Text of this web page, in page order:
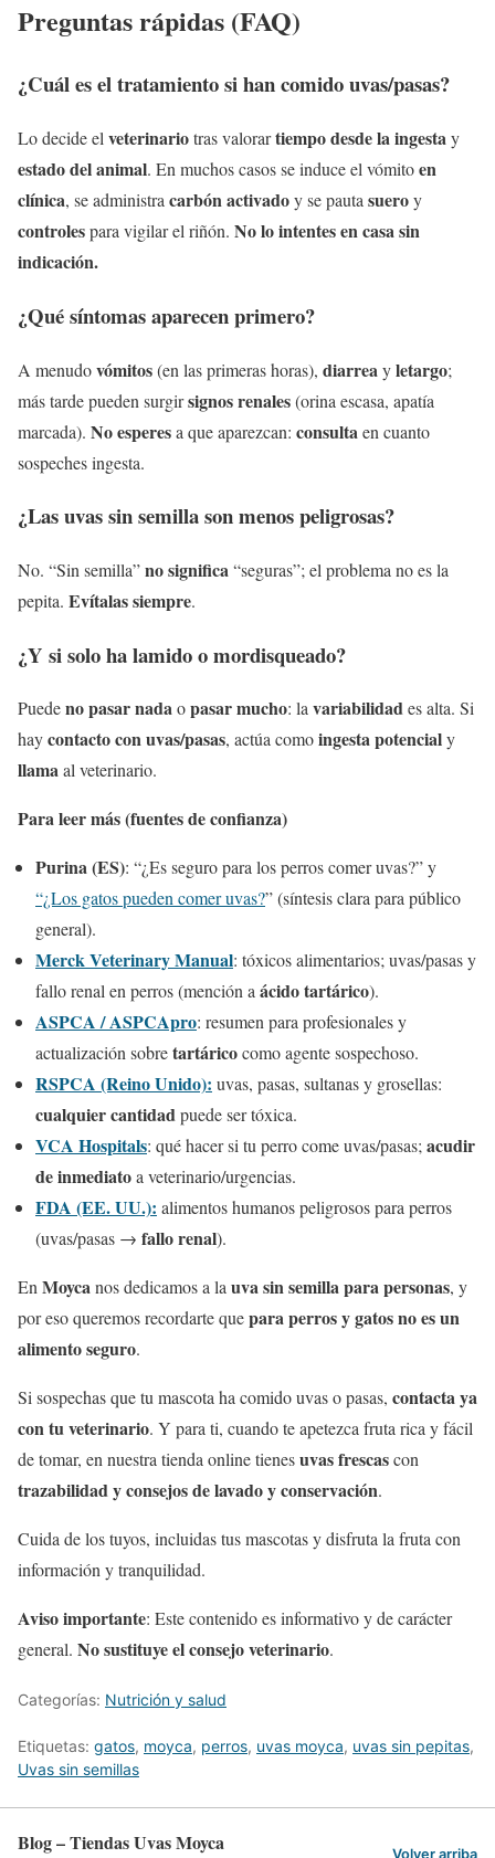
Preguntas rápidas (FAQ)
¿Cuál es el tratamiento si han comido uvas/pasas?
Lo decide el veterinariotras valorartiempo desde la ingestay
estado del animal. En muchos casos se induce el vómitoen
clínica, se administra carbón activadoy se pauta sueroy
controlespara vigilar el riñón. No lo intentes en casa sin
indicación.
¿Qué síntomas aparecen primero?
A menudovómitos(en las primeras horas), diarrea yletargo;
más tarde pueden surgirsignos renales(orina escasa, apatía
marcada). No esperesa que aparezcan: consulta en cuanto
sospeches ingesta.
¿Las uvas sin semilla son menos peligrosas?
No. “Sin semilla”no significa“seguras”; el problema no es la
pepita. Evítalas siempre.
¿Y si solo ha lamido o mordisqueado?
Puedeno pasar nadaopasar mucho: lavariabilidades alta. Si
haycontacto con uvas/pasas, actúa comoingesta potencialy
llamaal veterinario.
Para leer más (fuentes de confianza)
Purina (ES): “¿Es seguro para los perros comer uvas?” y
“¿Los gatos pueden comer uvas?” (síntesis clara para público
general).
Merck Veterinary Manual: tóxicos alimentarios; uvas/pasas y
fallo renal en perros (mención aácido tartárico).
ASPCA / ASPCApro: resumen para profesionales y
actualización sobretartáricocomo agente sospechoso.
RSPCA (Reino Unido): uvas, pasas, sultanas y grosellas:
cualquier cantidadpuede ser tóxica.
VCA Hospitals: qué hacer si tu perro come uvas/pasas;acudir
de inmediatoa veterinario/urgencias.
FDA (EE. UU.): alimentos humanos peligrosos para perros
(uvas/pasas → fallo renal).
EnMoycanos dedicamos a lauva sin semilla para personas, y
por eso queremos recordarte quepara perros y gatos no es un
alimento seguro.
Si sospechas que tu mascota ha comido uvas o pasas, contacta ya
con tu veterinario. Y para ti, cuando te apetezca fruta rica y fácil
de tomar, en nuestra tienda online tienesuvas frescascon
trazabilidad y consejos de lavado y conservación.
Cuida de los tuyos, incluidas tus mascotas y disfruta la fruta con
información y tranquilidad.
Aviso importante: Este contenido es informativo y de carácter
general. No sustituye el consejo veterinario.
Categorías: Nutrición y salud
Etiquetas: gatos, moyca, perros, uvas moyca, uvas sin pepitas,
Uvas sin semillas
Blog – Tiendas Uvas Moyca Volver arriba